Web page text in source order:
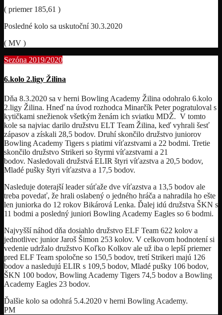
( priemer 185,61 )
Posledné kolo sa uskutoční 30.3.2020
( MV )
Sezóna 2019/2020
6.kolo 2.ligy Žilina
Dňa 8.3.2020 sa v herni Bowling Academy Žilina odohralo 6.kolo
2.ligy Žilina. Hneď na úvod rozhodca Minarčík Peter pogratuloval s
kytičkami snežienok všetkým ženám ich sviatku MDŽ. V tomto
kole sa najviac darilo družstvu ELT Team Žilina, keď vyhrali šesť
zápasov a získali 28,5 bodov. Druhí skončilo družstvo juniorov
Bowling Academy Tigers s piatimi víťazstvami a 22 bodmi. Tretie
skončilo družstvo Strikeri so štyrmi víťazstvami a 21
bodov. Nasledovali družstvá ELIR štyri víťazstva a 20,5 bodov,
Mladé pušky štyri víťazstva a 17,5 bodov.
Nasleduje doterajší leader súťaže dve víťazstva a 13,5 bodov ale
treba povedať, že hrali oslabený o jedného hráča a nahradila ho ešte
len juniorka do 12 rokov Bikárová Lenka. Ďalej idú družstva ŠKN s
11 bodmi a posledný juniori Bowling Academy Eagles so 6 bodmi.
Najvyšší náhod dňa dosiahlo družstvo ELF Team 622 kolov a
jednotlivec junior Jaroš Šimon 253 kolov. V celkovom hodnotení si
vedenie udržalo družstvo Koľko Kolkov ale už iba o lepší priemer
pred ELF Team spoločne so 150,5 bodov, tretí Strikeri majú 126
bodov a nasledujú ELIR s 109,5 bodov, Mladé pušky 106 bodov,
ŠKN 100 bodov, Bowling Academy Tigers 74,5 bodov a Bowling
Academy Eagles 23 bodov.
Ďalšie kolo sa odohrá 5.4.2020 v herni Bowling Academy.
PM